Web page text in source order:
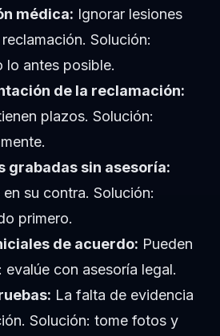
médica: Ignorar lesiones
Solución:
lo antes posible.
de la reclamación:
plazos. Solución:
grabadas sin asesoría:
su contra. Solución:
primero.
de acuerdo: Pueden
evalúe con asesoría legal.
La falta de evidencia
Solución: tome fotos y